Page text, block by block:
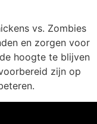
vs. Zombies
en zorgen voor
hoogte te blijven
zijn op